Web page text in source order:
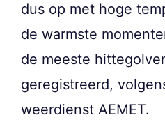
dus op met hoge
de warmste
de meeste
geregistreerd,
weerdienst AEMET.